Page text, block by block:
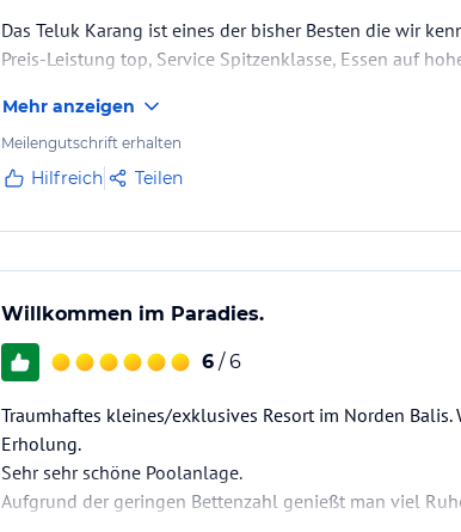
Das Teluk Karang ist eines der bisher Besten die wir
Preis-Leistung top, Service Spitzenklasse, Essen auf
Bungalows (wir waren im Bishma) ein Traum.
Anlage klein, ruhig mit schönem Infinity-Pool und tollem
Danke an das gesamte Team.
Wir haben uns sehr wohl gefühlt und wir kommen auf
Mehr anzeigen
Meilengutschrift erhalten
Hilfreich Teilen
Willkommen im Paradies.
6 / 6
Traumhaftes kleines/exklusives Resort im Norden
Erholung.
Sehr sehr schöne Poolanlage.
Aufgrund der geringen Bettenzahl genießt man viel